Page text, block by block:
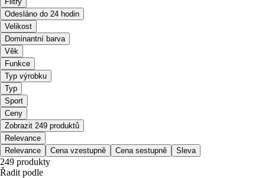
Odesláno do 24 hodin
Velikost
Dominantní barva
Věk
Funkce
Typ výrobku
Typ
Sport
Ceny
Zobrazit 249 produktů
Relevance
Relevance
Cena vzestupně Cena sestupně Sleva
249 produkty
Řadit podle